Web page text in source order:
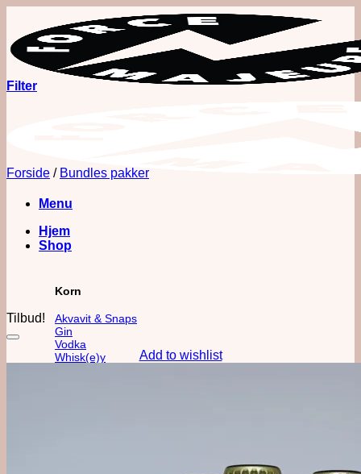
indhold
Menu
Hjem
Shop
Korn
Akvavit & Snaps
Gin
Vodka
Whisk(e)y
Filter
Forside / Bundles pakker
Tilbud!
Add to wishlist